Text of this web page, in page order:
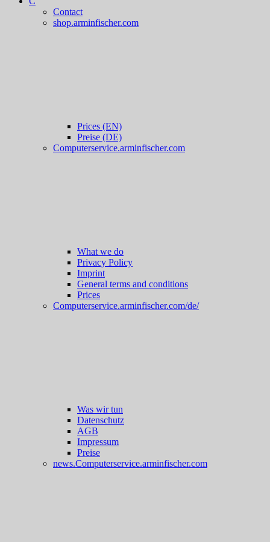
Contact
shop.arminfischer.com
Prices (EN)
Preise (DE)
Computerservice.arminfischer.com
What we do
Privacy Policy
Imprint
General terms and conditions
Prices
Computerservice.arminfischer.com/de/
Was wir tun
Datenschutz
AGB
Impressum
Preise
news.Computerservice.arminfischer.com